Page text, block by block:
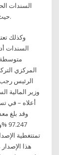
السندات
حيث انها توفر عائدا جيدا للمستثمرين مقابل مخاطرة مقبولة.
وكذلك
السندات
متوسطة
وزير المالية
أعلاه – في